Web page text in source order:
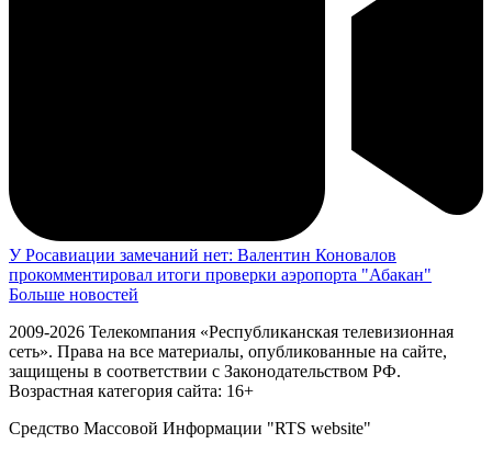
У Росавиации замечаний нет: Валентин Коновалов
прокомментировал итоги проверки аэропорта "Абакан"
Больше новостей
2009-2026 Телекомпания «Республиканская телевизионная
сеть». Права на все материалы, опубликованные на сайте,
защищены в соответствии с Законодательством РФ.
Возрастная категория сайта: 16+
Средство Массовой Информации "RTS website"